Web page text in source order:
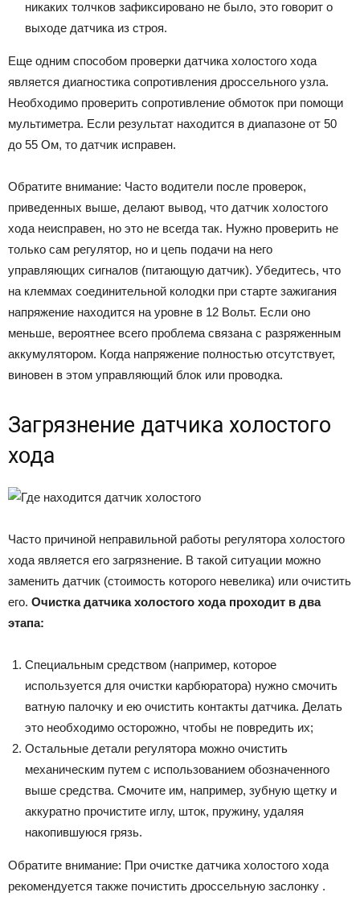
никаких толчков зафиксировано не было, это говорит о
выходе датчика из строя.
Еще одним способом проверки датчика холостого хода
является диагностика сопротивления дроссельного узла.
Необходимо проверить сопротивление обмоток при помощи
мультиметра. Если результат находится в диапазоне от 50
до 55 Ом, то датчик исправен.
Обратите внимание: Часто водители после проверок,
приведенных выше, делают вывод, что датчик холостого
хода неисправен, но это не всегда так. Нужно проверить не
только сам регулятор, но и цепь подачи на него
управляющих сигналов (питающую датчик). Убедитесь, что
на клеммах соединительной колодки при старте зажигания
напряжение находится на уровне в 12 Вольт. Если оно
меньше, вероятнее всего проблема связана с разряженным
аккумулятором. Когда напряжение полностью отсутствует,
виновен в этом управляющий блок или проводка.
Загрязнение датчика холостого
хода
Часто причиной неправильной работы регулятора холостого
хода является его загрязнение. В такой ситуации можно
заменить датчик (стоимость которого невелика) или очистить
его. Очистка датчика холостого хода проходит в два
этапа:
Специальным средством (например, которое
используется для очистки карбюратора) нужно смочить
ватную палочку и ею очистить контакты датчика. Делать
это необходимо осторожно, чтобы не повредить их;
Остальные детали регулятора можно очистить
механическим путем с использованием обозначенного
выше средства. Смочите им, например, зубную щетку и
аккуратно прочистите иглу, шток, пружину, удаляя
накопившуюся грязь.
Обратите внимание: При очистке датчика холостого хода
рекомендуется также почистить дроссельную заслонку .